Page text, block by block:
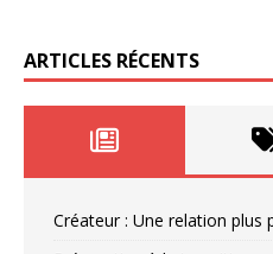
ARTICLES RÉCENTS
Créateur : Une relation plus